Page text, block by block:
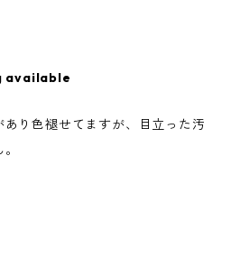
available
り色褪せてますが、目立った汚